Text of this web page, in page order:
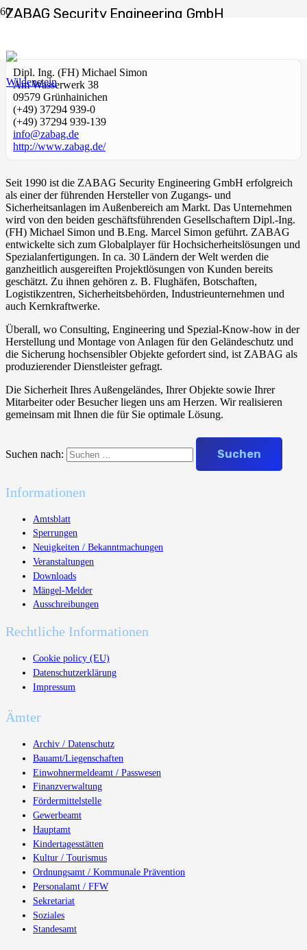
ZABAG Security Engineering GmbH
ZABAG Security Engineering GmbH
Dipl. Ing. (FH) Michael Simon
Am Wasserwerk 38
09579 Grünhainichen
(+49) 37294 939-0
(+49) 37294 939-139
info@zabag.de
http://www.zabag.de/
Seit 1990 ist die ZABAG Security Engineering GmbH erfolgreich
als einer der führenden Hersteller von Zugangs- und
Sicherheitsanlagen im Außenbereich am Markt. Das Unternehmen
wird von den beiden geschäftsführenden Gesellschaftern Dipl.-Ing.
(FH) Michael Simon und B.Eng. Marcel Simon geführt. ZABAG
entwickelte sich zum Globalplayer für Hochsicherheitslösungen und
Spezialanfertigungen. In ca. 30 Ländern der Welt werden die
ganzheitlich ausgereiften Projektlösungen von Kunden bereits
geschätzt. Zu ihnen gehören z. B. Flughäfen, Botschaften,
Logistikzentren, Sicherheitsbehörden, Industrieunternehmen und
auch Kernkraftwerke.
Überall, wo Consulting, Engineering und Spezial-Know-how in der
Herstellung und Montage von Anlagen für den Geländeschutz und
die Sicherung hochsensibler Objekte gefordert sind, ist ZABAG als
produzierender Dienstleister gefragt.
Die Sicherheit Ihres Außengeländes, Ihrer Objekte sowie Ihrer
Mitarbeiter oder Besucher liegen uns am Herzen. Wir realisieren
gemeinsam mit Ihnen die für Sie optimale Lösung.
Suchen nach:
Informationen
Amtsblatt
Sperrungen
Neuigkeiten / Bekanntmachungen
Veranstaltungen
Downloads
Mängel-Melder
Ausschreibungen
Rechtliche Informationen
Cookie policy (EU)
Datenschutzerklärung
Impressum
Ämter
Archiv / Datenschutz
Bauamt/Liegenschaften
Einwohnermeldeamt / Passwesen
Finanzverwaltung
Fördermittelstelle
Gewerbeamt
Hauptamt
Kindertagesstätten
Kultur / Tourismus
Ordnungsamt / Kommunale Prävention
Personalamt / FFW
Sekretariat
Soziales
Standesamt